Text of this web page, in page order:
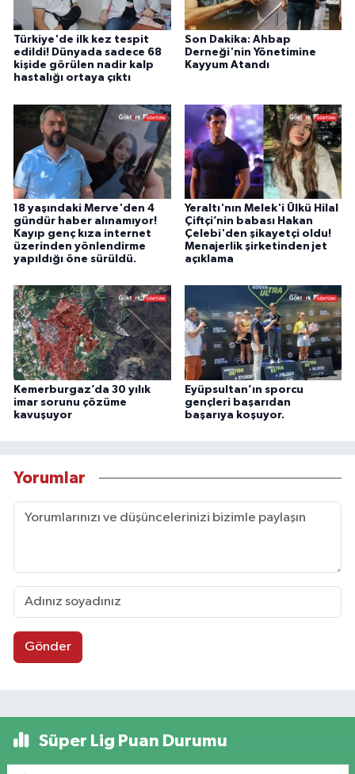
Türkiye'de ilk kez tespit
edildi! Dünyada sadece 68
kişide görülen nadir kalp
hastalığı ortaya çıktı
Son Dakika: Ahbap
Derneği'nin Yönetimine
Kayyum Atandı
18 yaşındaki Merve'den 4
gündür haber alınamıyor!
Kayıp genç kıza internet
üzerinden yönlendirme
yapıldığı öne sürüldü.
Yeraltı'nın Melek'i Ülkü Hilal
Çiftçi’nin babası Hakan
Çelebi'den şikayetçi oldu!
Menajerlik şirketinden jet
açıklama
Kemerburgaz’da 30 yılık
imar sorunu çözüme
kavuşuyor
Eyüpsultan’ın sporcu
gençleri başarıdan
başarıya koşuyor.
Yorumlar
Gönder
Süper Lig Puan Durumu